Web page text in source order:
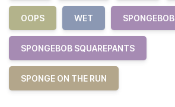
OOPS WET SPONGEBOB
SPONGEBOB SQUAREPANTS
SPONGE ON THE RUN